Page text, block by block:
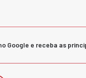
Google e receba as